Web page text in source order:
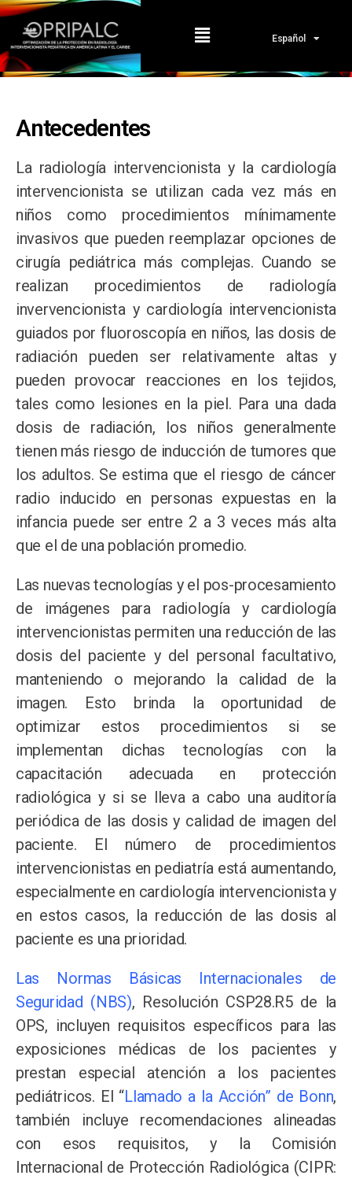
Español
English
Antecedentes
La radiología intervencionista y la cardiología
intervencionista se utilizan cada vez más en
niños como procedimientos mínimamente
invasivos que pueden reemplazar opciones de
cirugía pediátrica más complejas. Cuando se
realizan procedimientos de radiología
invervencionista y cardiología intervencionista
guiados por fluoroscopía en niños, las dosis de
radiación pueden ser relativamente altas y
pueden provocar reacciones en los tejidos,
tales como lesiones en la piel. Para una dada
dosis de radiación, los niños generalmente
tienen más riesgo de inducción de tumores que
los adultos. Se estima que el riesgo de cáncer
radio inducido en personas expuestas en la
infancia puede ser entre 2 a 3 veces más alta
que el de una población promedio.
Las nuevas tecnologías y el pos-procesamiento
de imágenes para radiología y cardiología
intervencionistas permiten una reducción de las
dosis del paciente y del personal facultativo,
manteniendo o mejorando la calidad de la
imagen. Esto brinda la oportunidad de
optimizar estos procedimientos si se
implementan dichas tecnologías con la
capacitación adecuada en protección
radiológica y si se lleva a cabo una auditoría
periódica de las dosis y calidad de imagen del
paciente. El número de procedimientos
intervencionistas en pediatría está aumentando,
especialmente en cardiología intervencionista y
en estos casos, la reducción de las dosis al
paciente es una prioridad.
Las Normas Básicas Internacionales de
Seguridad (NBS), Resolución CSP28.R5 de la
OPS, incluyen requisitos específicos para las
exposiciones médicas de los pacientes y
prestan especial atención a los pacientes
pediátricos. El “Llamado a la Acción” de Bonn,
también incluye recomendaciones alineadas
con esos requisitos, y la Comisión
Internacional de Protección Radiológica (CIPR: